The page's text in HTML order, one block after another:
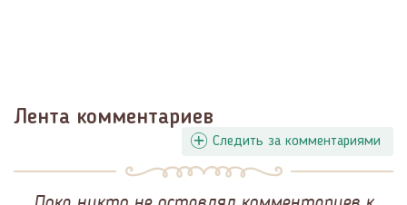
Лента комментариев
Следить за комментариями